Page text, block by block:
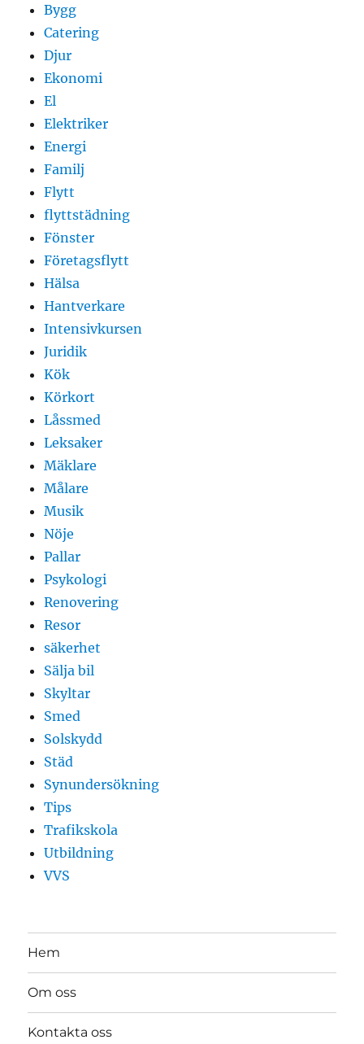
Bygg
Catering
Djur
Ekonomi
El
Elektriker
Energi
Familj
Flytt
flyttstädning
Fönster
Företagsflytt
Hälsa
Hantverkare
Intensivkursen
Juridik
Kök
Körkort
Låssmed
Leksaker
Mäklare
Målare
Musik
Nöje
Pallar
Psykologi
Renovering
Resor
säkerhet
Sälja bil
Skyltar
Smed
Solskydd
Städ
Synundersökning
Tips
Trafikskola
Utbildning
VVS
Hem
Om oss
Kontakta oss